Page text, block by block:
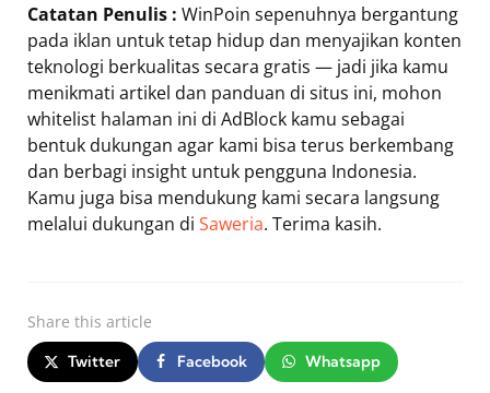
Catatan Penulis : WinPoin sepenuhnya bergantung
pada iklan untuk tetap hidup dan menyajikan konten
teknologi berkualitas secara gratis — jadi jika kamu
menikmati artikel dan panduan di situs ini, mohon
whitelist halaman ini di AdBlock kamu sebagai
bentuk dukungan agar kami bisa terus berkembang
dan berbagi insight untuk pengguna Indonesia.
Kamu juga bisa mendukung kami secara langsung
melalui dukungan di Saweria. Terima kasih.
Share this article
Twitter Facebook Whatsapp